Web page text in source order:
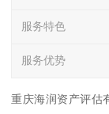
服务特色
服务优势
重庆海润资产评估